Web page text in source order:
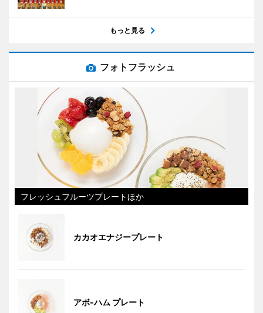
もっと見る
フォトフラッシュ
フレッシュフルーツプレートほか
カカオエナジープレート
アボ-ハム プレート